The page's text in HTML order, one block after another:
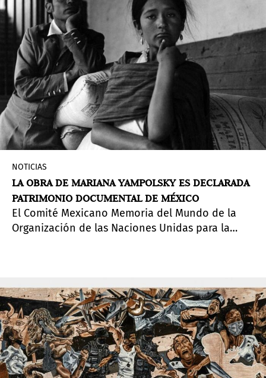
The55Project Art Foundationen colaboración
con The Fundación Pablo Atchugarry en Miami,
del 19 de febrero al 16 de julio de 2022.
NOTICIAS
LA OBRA DE MARIANA YAMPOLSKY ES DECLARADA
PATRIMONIO DOCUMENTAL DE MÉXICO
El Comité Mexicano Memoria del Mundo de la
Organización de las Naciones Unidas para la
objetivos son reconocer la importancia del
patrimonio documental de la humanidad,
propiciar su conservación y promover el acceso
a él.